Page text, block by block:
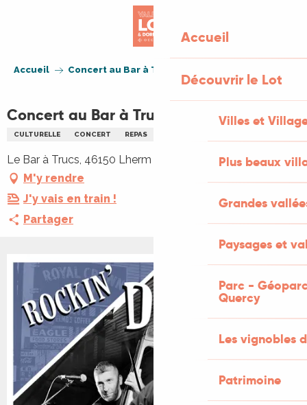
Accueil
Découvrir le Lot
Villes et
Plus beaux
Grandes
Paysages et
Parc -
Quercy
Les vignobles
Patrimoine
Accueil Concert au Bar à Trucs: Rockin' daddy
Concert au Bar à Trucs: Rockin' daddy
CULTURELLE CONCERT REPAS
Le Bar à Trucs, 46150 Lherm
M'y rendre
J'y vais en train !
Partager